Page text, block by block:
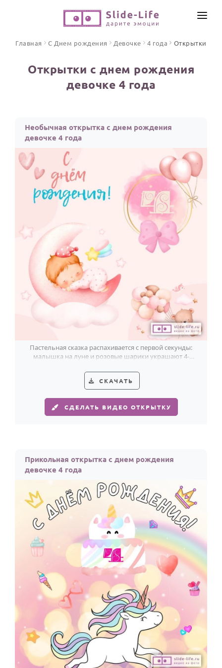
Открытки
Стихи и тексты
ПРАЗДНИКИ
С Днем рождения
Юбилей
Годовщина свадьбы
Календарь праздников
КОМУ
Женщине
Мужчине
Папе
Детям
Все родственники
ПЕРСОНАЛЬНЫЕ
Пожелания
ИНСТРУМЕНТЫ
ОТЗЫВЫ
Главная С Днем рождения Девочке 4 года Открытки
Открытки с днем рождения
девочке 4 года
Необычная открытка с днем рождения
девочке 4 года
Пастельная сказка распахивается с первой секунды:
малышка на луне и розовые шарики украшают 4-
СКАЧАТЬ
СДЕЛАТЬ ВИДЕО ОТКРЫТКУ
Прикольная открытка с днем рождения
девочке 4 года